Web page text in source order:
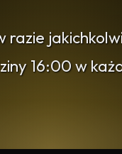
razie
16:00 w